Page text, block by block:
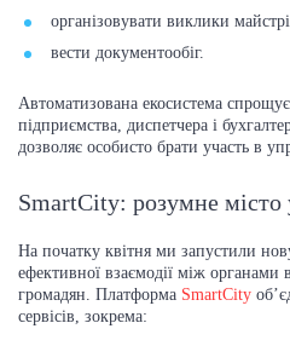
організовувати виклики
вести документообіг.
Автоматизована екосистема
підприємства, диспетчера і
дозволяє особисто брати участь в
SmartCity: розумне місто
На початку квітня ми запустили
ефективної взаємодії між органами
громадян. Платформа SmartCity
сервісів, зокрема: